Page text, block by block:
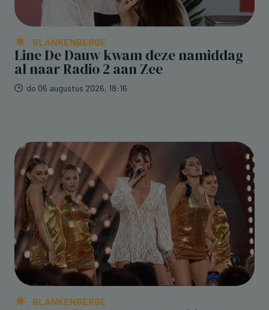
BLANKENBERGE
Line De Dauw kwam deze namiddag
al naar Radio 2 aan Zee
do 06 augustus 2026, 18:16
BLANKENBERGE